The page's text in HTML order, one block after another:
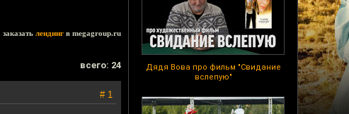
Дядя Вова про фильм "Свидание
вслепую"
заказать лендинг в megagroup.ru
всего: 24
# 1